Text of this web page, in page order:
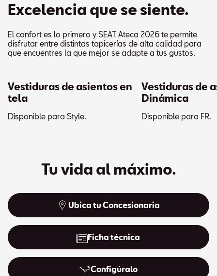
Excelencia que se siente.
El confort es lo primero y SEAT Ateca 2026 te permite
disfrutar entre distintas tapicerías de alta calidad para
que encuentres la que mejor se adapte a tus gustos.
Vestiduras de asientos en
tela
Disponible para Style.
Vestiduras de
Dinámica
Disponible para FR.
Tu vida al máximo.
Ubica tu Concesionaria
Ficha técnica
Configúralo